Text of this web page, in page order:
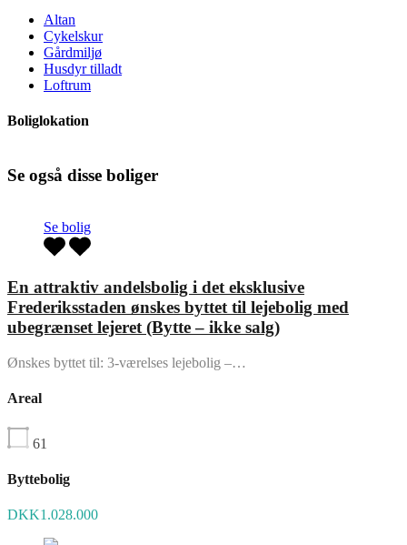
Altan
Cykelskur
Gårdmiljø
Husdyr tilladt
Loftrum
Boliglokation
Se også disse boliger
Se bolig
En attraktiv andelsbolig i det eksklusive
Frederiksstaden ønskes byttet til lejebolig med
ubegrænset lejeret (Bytte – ikke salg)
Ønskes byttet til: 3-værelses lejebolig –…
Areal
61
Byttebolig
DKK1.028.000